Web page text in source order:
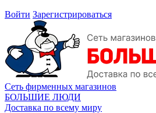
Войти Зарегистрироваться
Сеть фирменных магазинов
БОЛЬШИЕ ЛЮДИ
Доставка по всему миру